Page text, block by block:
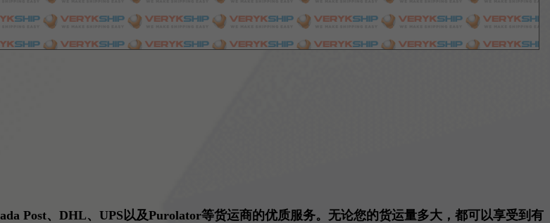
Post、DHL、UPS以及Purolator等货运商的优质服务。无论您的货运量多大，都可以享受到有